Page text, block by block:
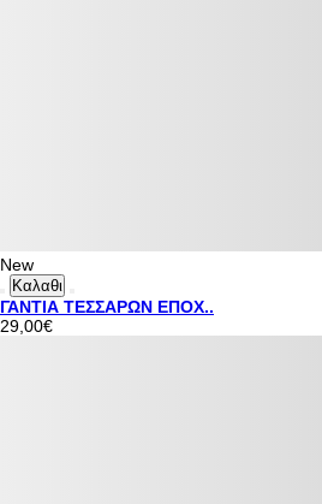
New
Καλαθι
ΓΑΝΤΙΑ ΤΕΣΣΑΡΩΝ ΕΠΟΧ..
29,00€